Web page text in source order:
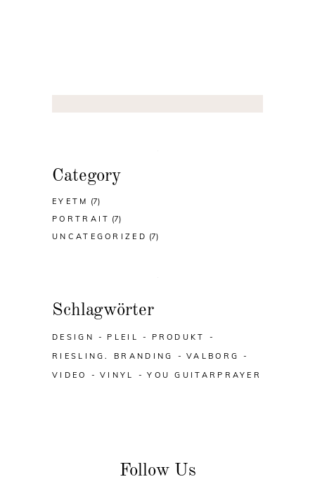
Category
EYETM (7)
PORTRAIT (7)
UNCATEGORIZED (7)
Schlagwörter
DESIGN PLEIL
PRODUKT
RIESLING. BRANDING
VALBORG
VIDEO
VINYL YOU GUITARPRAYER
Follow Us